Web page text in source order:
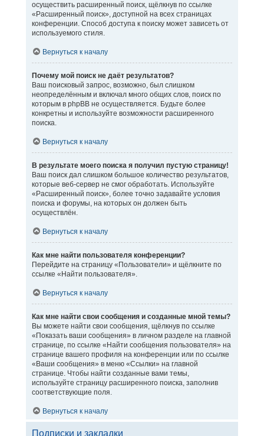
осуществить расширенный поиск, щёлкнув по ссылке
«Расширенный поиск», доступной на всех страницах
конференции. Способ доступа к поиску может зависеть от
используемого стиля.
Вернуться к началу
Почему мой поиск не даёт результатов?
Ваш поисковый запрос, возможно, был слишком
неопределённым и включал много общих слов, поиск по
которым в phpBB не осуществляется. Будьте более
конкретны и используйте возможности расширенного
поиска.
Вернуться к началу
В результате моего поиска я получил пустую страницу!
Ваш поиск дал слишком большое количество результатов,
которые веб-сервер не смог обработать. Используйте
«Расширенный поиск», более точно задавайте условия
поиска и форумы, на которых он должен быть
осуществлён.
Вернуться к началу
Как мне найти пользователя конференции?
Перейдите на страницу «Пользователи» и щёлкните по
ссылке «Найти пользователя».
Вернуться к началу
Как мне найти свои сообщения и созданные мной темы?
Вы можете найти свои сообщения, щёлкнув по ссылке
«Показать ваши сообщения» в личном разделе на главной
странице, по ссылке «Найти сообщения пользователя» на
странице вашего профиля на конференции или по ссылке
«Ваши сообщения» в меню «Ссылки» на главной
странице. Чтобы найти созданные вами темы,
используйте страницу расширенного поиска, заполнив
соответствующие поля.
Вернуться к началу
Подписки и закладки